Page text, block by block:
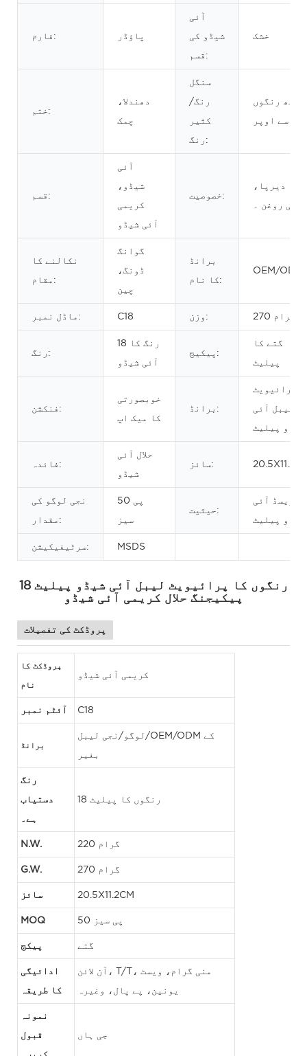
فارم: پاؤڈر
آئی
شیڈو کی
قسم:
خشک
ختم:
دھندلا،
چمک
سنگل
رنگ/
کثیر
رنگ:
آٹھ رنگوں
سے اوپر
قسم:
آئی
شیڈو،
کریمی
آئی شیڈو
خصوصیت:
دیرپا،
اعلی روغن ۔
نکالنے کا
مقام:
گوانگ
ڈونگ،
چین
برانڈ
کا نام:
OEM/ODM
ماڈل نمبر: C18 وزن: 270 گرام
رنگ:
18 رنگ کا
آئی شیڈو
پیکیج:
گتے کا
پیلیٹ
فنکشن:
خوبصورتی
کا میک اپ
برانڈ:
پرائیویٹ
لیبل آئی
شیڈو پیلیٹ
فائدہ:
حلال آئی
شیڈو
سائز:
نجی لوگو کی
مقدار:
50 پی
سیز
حیثیت:
پریسڈ آئی
شیڈو پیلیٹ
سرٹیفیکیشن: MSDS
18 رنگوں کا پرائیویٹ لیبل آئی شیڈو پیلیٹ
پیکیجنگ حلال کریمی آئی شیڈو
پروڈکٹ کی تفصیلات
پروڈکٹ کا
نام
کریمی آئی شیڈو
آئٹم نمبر C18
برانڈ
لوگو/نجی لیبل/OEM/ODM کے
بغیر
رنگ
دستیاب
ہے۔
18 رنگوں کا پیلیٹ
N.W. 220 گرام
G.W. 270 گرام
سائز 20.5X11.2CM
MOQ 50 پی سیز
پیکج گتے
ادائیگی
کا طریقہ
آن لائن، T/T، منی گرام، ویسٹ
یونین، پے پال، وغیرہ
نمونہ
قبول جی ہاں